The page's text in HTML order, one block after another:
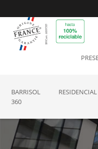
BARRISOL
360
RESIDENCIAL